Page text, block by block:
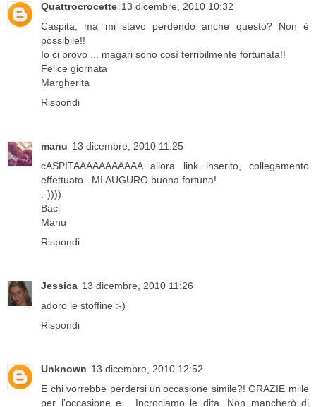
Quattrocrocette 13 dicembre, 2010 10:32
Caspita, ma mi stavo perdendo anche questo? Non è
possibile!!
Io ci provo ... magari sono così terribilmente fortunata!!
Felice giornata
Margherita
Rispondi
manu 13 dicembre, 2010 11:25
cASPITAAAAAAAAAAA allora link inserito, collegamento
effettuato...MI AUGURO buona fortuna!
:-))))
Baci
Manu
Rispondi
Jessica 13 dicembre, 2010 11:26
adoro le stoffine :-)
Rispondi
Unknown 13 dicembre, 2010 12:52
E chi vorrebbe perdersi un'occasione simile?! GRAZIE mille
per l'occasione e... Incrociamo le dita. Non mancherò di